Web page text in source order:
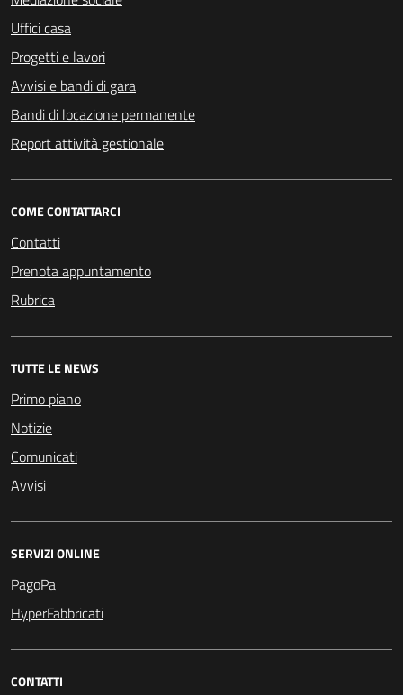
Uffici casa
Progetti e lavori
Avvisi e bandi di gara
Bandi di locazione permanente
Report attività gestionale
COME CONTATTARCI
Contatti
Prenota appuntamento
Rubrica
TUTTE LE NEWS
Primo piano
Notizie
Comunicati
Avvisi
SERVIZI ONLINE
PagoPa
HyperFabbricati
CONTATTI